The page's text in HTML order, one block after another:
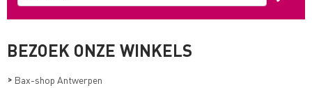
BEZOEK ONZE WINKELS
> Bax-shop Antwerpen